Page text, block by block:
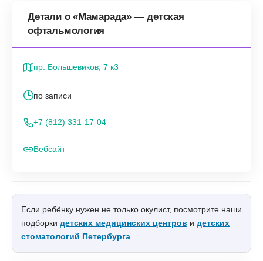
Детали о «Мамарада» — детская
офтальмология
пр. Большевиков, 7 к3
по записи
+7 (812) 331-17-04
Вебсайт
Если ребёнку нужен не только окулист, посмотрите наши
подборки детских медицинских центров и детских
стоматологий Петербурга.